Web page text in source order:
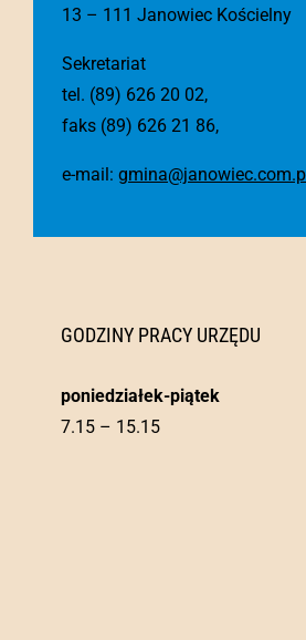
13 – 111 Janowiec Kościelny
Sekretariat
tel. (89) 626 20 02,
faks (89) 626 21 86,
e-mail:
GODZINY PRACY URZĘDU
poniedziałek-piątek
7.15 – 15.15